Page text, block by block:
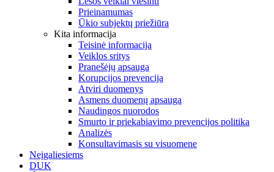
Prieinamumas
Ūkio subjektų priežiūra
Kita informacija
Teisinė informacija
Veiklos sritys
Pranešėjų apsauga
Korupcijos prevencija
Atviri duomenys
Asmens duomenų apsauga
Naudingos nuorodos
Smurto ir priekabiavimo prevencijos politika
Analizės
Konsultavimasis su visuomene
Neįgaliesiems
DUK